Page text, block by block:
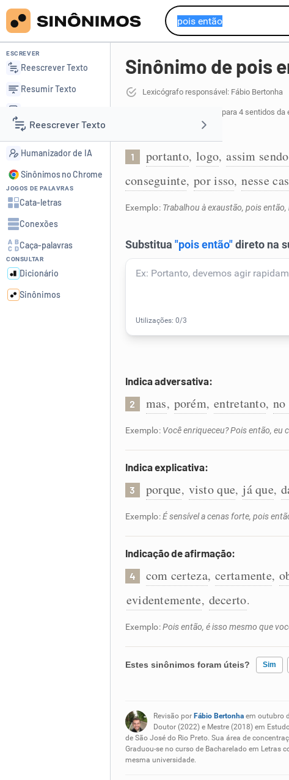
Reescrever Texto
Resumir Texto
Corrigir Texto
Detector de IA
Humanizador de IA
ESCREVER
Reescrever Texto
Resumir Texto
Detector de IA
Humanizador de IA
Sinônimos no Chrome
JOGOS DE PALAVRAS
Cata-letras
Conexões
Caça-palavras
CONSULTAR
Dicionário
Sinônimos
Sinônimo de pois
Lexicógrafo responsável: Fábio Bertonha
para 4 sentidos da
1 portanto, logo, assim sendo
conseguinte, por isso, nesse
Exemplo: Trabalhou à exaustão, pois
Indica adversativa:
2 mas, porém, entretanto, no
Exemplo: Você enriqueceu? Pois então, eu
Indica explicativa:
3 porque, visto que, já que,
Exemplo:É sensível a cenas forte, pois
Indicação de afirmação:
4 com certeza, certamente,
evidentemente, decerto.
Exemplo:Pois então, é isso mesmo que
Estes sinônimos foram úteis? Sim
Nenhum dos sinônimos
Outro
Revisão por Fábio Bertonhaem outubro
Doutor (2022) e Mestre (2018) em
de São José do Rio Preto. Sua área de
Graduou-se no curso de Bacharelado em Letras
mesma universidade.